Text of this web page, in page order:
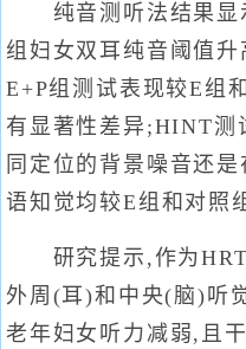
纯音测听法结果显
组妇女双耳纯音阈值
E+P组测试表现较E组
有显著性差异;HINT测
同定位的背景噪音还
语知觉均较E组和对照
研究提示,作为HRT
外周(耳)和中央(脑)听
老年妇女听力减弱,且